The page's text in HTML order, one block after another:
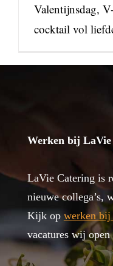
Valentijnsdag,
cocktail vol
Werken bij
LaVie Catering is
nieuwe collega’s,
Kijk op werken
vacatures wij open